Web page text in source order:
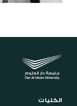
الكليات